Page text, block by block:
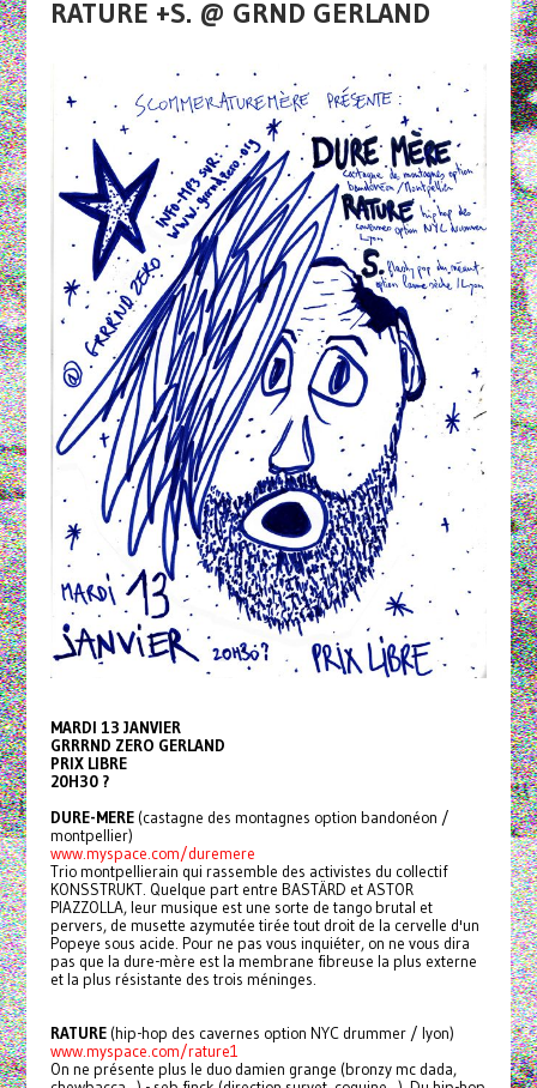
RATURE +S. @ GRND GERLAND
MARDI 13 JANVIER
GRRRND ZERO GERLAND
PRIX LIBRE
20H30 ?
DURE-MERE(castagne des montagnes option bandonéon /
montpellier)
www.myspace.com/duremere
Trio montpellierain qui rassemble des activistes du collectif
KONSSTRUKT. Quelque part entre BASTÄRD et ASTOR
PIAZZOLLA, leur musique est une sorte de tango brutal et
pervers, de musette azymutée tirée tout droit de la cervelle d'un
Popeye sous acide. Pour ne pas vous inquiéter, on ne vous dira
pas que la dure-mère est la membrane fibreuse la plus externe
et la plus résistante des trois méninges.
RATURE(hip-hop des cavernes option NYC drummer / lyon)
www.myspace.com/rature1
On ne présente plus le duo damien grange (bronzy mc dada,